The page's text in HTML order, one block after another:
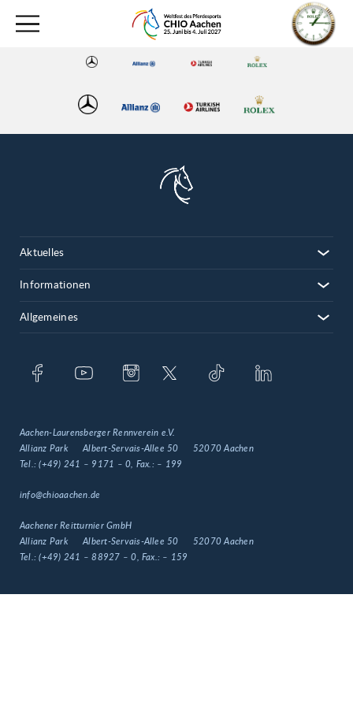
Aktuelles
Informationen
Allgemeines
Aachen-Laurensberger Rennverein e.V.
Allianz Park
Albert-Servais-Allee 50
52070 Aachen
Tel.:(+49) 241 – 9171 – 0 , Fax.: – 199
info@chioaachen.de
Aachener Reitturnier GmbH
Allianz Park
Albert-Servais-Allee 50
52070 Aachen
Tel.:(+49) 241 – 88927 – 0 , Fax.: – 159